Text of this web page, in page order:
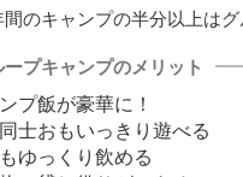
のキャンプの半分以上は
ープキャンプのメリット
プ飯が豪華に！
士おもいっきり遊べる
ゆっくり飲める